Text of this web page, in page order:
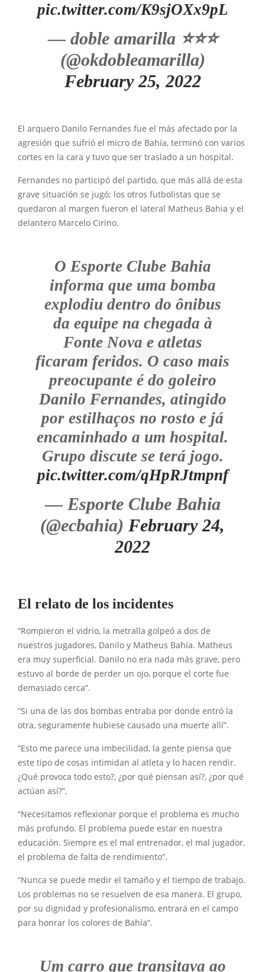
pic.twitter.com/K9sjOXx9pL
— doble amarilla ⭐️⭐️⭐️
(@okdobleamarilla)
February 25, 2022
El arquero Danilo Fernandes fue el más afectado por la
agresión que sufrió el micro de Bahía, terminó con varios
cortes en la cara y tuvo que ser traslado a un hospital.
Fernandes no participó del partido, que más allá de esta
grave situación se jugó; los otros futbolistas que se
quedaron al margen fueron el lateral Matheus Bahia y el
delantero Marcelo Cirino.
O Esporte Clube Bahia
informa que uma bomba
explodiu dentro do ônibus
da equipe na chegada à
Fonte Nova e atletas
ficaram feridos. O caso mais
preocupante é do goleiro
Danilo Fernandes, atingido
por estilhaços no rosto e já
encaminhado a um hospital.
Grupo discute se terá jogo.
pic.twitter.com/qHpRJtmpnf
— Esporte Clube Bahia
(@ecbahia) February 24,
2022
El relato de los incidentes
“Rompieron el vidrio, la metralla golpeó a dos de
nuestros jugadores, Danilo y Matheus Bahía. Matheus
era muy superficial. Danilo no era nada más grave, pero
estuvo al borde de perder un ojo, porque el corte fue
demasiado cerca”.
“Si una de las dos bombas entraba por donde entró la
otra, seguramente hubiese causado una muerte allí”.
“Esto me parece una imbecilidad, la gente piensa que
este tipo de cosas intimidan al atleta y lo hacen rendir.
¿Qué provoca todo esto?, ¿por qué piensan así?, ¿por qué
actúan así?”.
“Necesitamos reflexionar porque el problema es mucho
más profundo. El problema puede estar en nuestra
educación. Siempre es el mal entrenador, el mal jugador,
el problema de falta de rendimiento”.
“Nunca se puede medir el tamaño y el tiempo de trabajo.
Los problemas no se resuelven de esa manera. El grupo,
por su dignidad y profesionalismo, entrará en el campo
para honrar los colores de Bahía”.
Um carro que transitava ao